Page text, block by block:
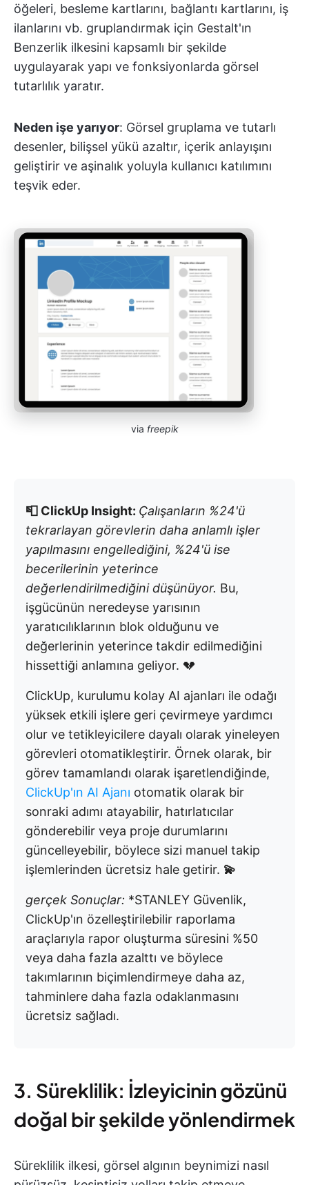
öğeleri, besleme kartlarını, bağlantı kartlarını, iş
ilanlarını vb. gruplandırmak için Gestalt'ın
Benzerlik ilkesini kapsamlı bir şekilde
uygulayarak yapı ve fonksiyonlarda görsel
tutarlılık yaratır.
Neden işe yarıyor: Görsel gruplama ve tutarlı
desenler, bilişsel yükü azaltır, içerik anlayışını
geliştirir ve aşinalık yoluyla kullanıcı katılımını
teşvik eder.
via freepik
📮 ClickUp Insight: Çalışanların %24'ü
tekrarlayan görevlerin daha anlamlı işler
yapılmasını engellediğini, %24'ü ise
becerilerinin yeterince
değerlendirilmediğini düşünüyor. Bu,
işgücünün neredeyse yarısının
yaratıcılıklarının blok olduğunu ve
değerlerinin yeterince takdir edilmediğini
hissettiği anlamına geliyor. 💔
ClickUp, kurulumu kolay AI ajanları ile odağı
yüksek etkili işlere geri çevirmeye yardımcı
olur ve tetikleyicilere dayalı olarak yineleyen
görevleri otomatikleştirir. Örnek olarak, bir
görev tamamlandı olarak işaretlendiğinde,
ClickUp'ın AI Ajanı otomatik olarak bir
sonraki adımı atayabilir, hatırlatıcılar
gönderebilir veya proje durumlarını
güncelleyebilir, böylece sizi manuel takip
işlemlerinden ücretsiz hale getirir. 💫
gerçek Sonuçlar: *STANLEY Güvenlik,
ClickUp'ın özelleştirilebilir raporlama
araçlarıyla rapor oluşturma süresini %50
veya daha fazla azalttı ve böylece
takımlarının biçimlendirmeye daha az,
tahminlere daha fazla odaklanmasını
ücretsiz sağladı.
3. Süreklilik: İzleyicinin gözünü
doğal bir şekilde yönlendirmek
Süreklilik ilkesi, görsel algının beynimizi nasıl